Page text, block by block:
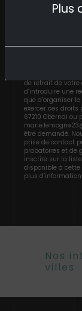
Plus
** Les données
collectées seront
Détente & Beauté
de retrait de
d’introduire une
que d’organiser
exercer ces droits
67210 Obernai
être demandé.
prise de contact
probatoires et de
inscrire sur la
disponible à cette
plus
Nos
villes